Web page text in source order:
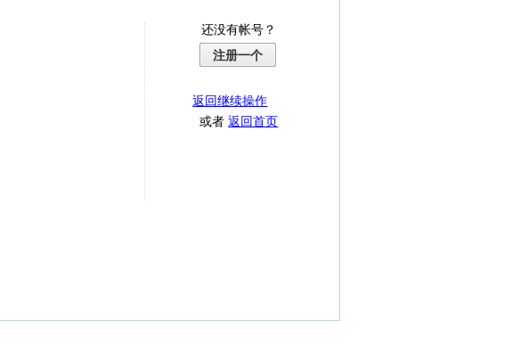
还没有帐号？
注册一个
返回继续操作
或者返回首页